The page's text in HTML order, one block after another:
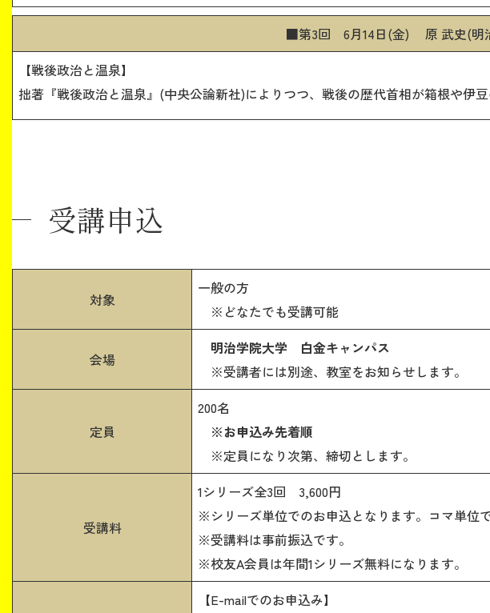
■第3回 6月14日(金) 原 武史(明
【戦後政治と温泉】
拙著『戦後政治と温泉』(中央公論新社)によりつつ、戦後の歴代首相が箱根や伊
受講申込
対象
一般の方
※どなたでも受講可能
会場
明治学院大学 白金キャンパス
※受講者には別途、教室をお知らせします。
定員
200名
※お申込み先着順
※定員になり次第、締切とします。
受講料
1シリーズ全3回 3,600円
※シリーズ単位でのお申込となります。コマ単位
※受講料は事前振込です。
※校友A会員は年間1シリーズ無料になります。
【E-mailでのお申込み】